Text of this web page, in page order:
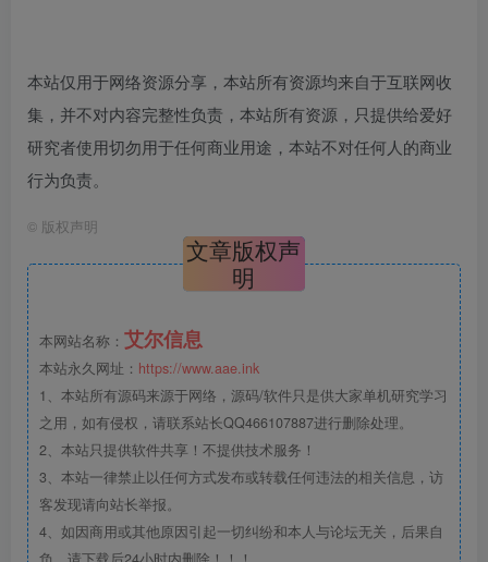
本站仅用于网络资源分享，本站所有资源均来自于互联网收
集，并不对内容完整性负责，本站所有资源，只提供给爱好
研究者使用切勿用于任何商业用途，本站不对任何人的商业
行为负责。
© 版权声明
文章版权声
明
本网站名称： 艾尔信息
本站永久网址： https://www.aae.ink
1、本站所有源码来源于网络，源码/软件只是供大家单机研究学习
之用，如有侵权，请联系站长QQ466107887进行删除处理。
2、本站只提供软件共享！不提供技术服务！
3、本站一律禁止以任何方式发布或转载任何违法的相关信息，访
客发现请向站长举报。
4、如因商用或其他原因引起一切纠纷和本人与论坛无关，后果自